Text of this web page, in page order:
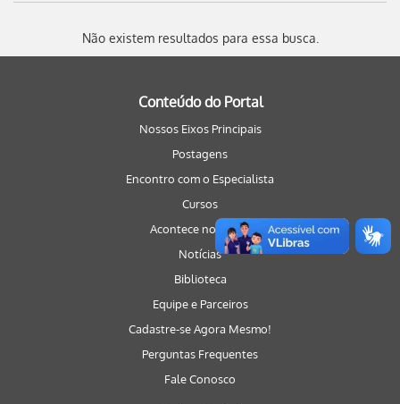
Não existem resultados para essa busca.
Conteúdo do Portal
Nossos Eixos Principais
Postagens
Encontro com o Especialista
Cursos
Acontece no Portal
Notícias
Biblioteca
Equipe e Parceiros
Cadastre-se Agora Mesmo!
Perguntas Frequentes
Fale Conosco